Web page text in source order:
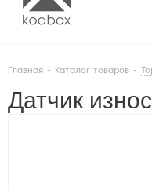
Главная - Каталог товаров -
Датчик